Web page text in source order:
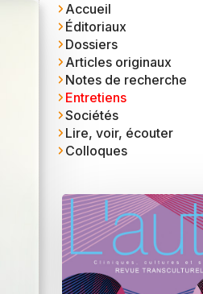
Accueil
Éditoriaux
Dossiers
Articles originaux
Notes de recherche
Entretiens
Sociétés
Lire, voir, écouter
Colloques